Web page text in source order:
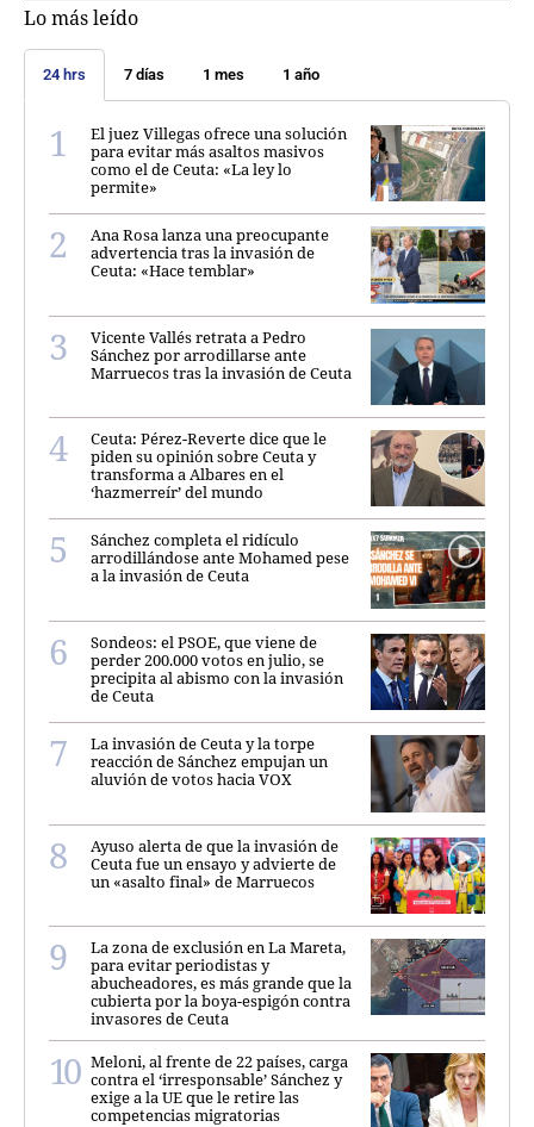
Lo más leído
24 hrs 7 días 1 mes 1 año
El juez Villegas ofrece una solución
para evitar más asaltos masivos
como el de Ceuta: «La ley lo
permite»
Ana Rosa lanza una preocupante
advertencia tras la invasión de
Ceuta: «Hace temblar»
Vicente Vallés retrata a Pedro
Sánchez por arrodillarse ante
Marruecos tras la invasión de Ceuta
Ceuta: Pérez-Reverte dice que le
piden su opinión sobre Ceuta y
transforma a Albares en el
‘hazmerreír’ del mundo
Sánchez completa el ridículo
arrodillándose ante Mohamed pese
a la invasión de Ceuta
Sondeos: el PSOE, que viene de
perder 200.000 votos en julio, se
precipita al abismo con la invasión
de Ceuta
La invasión de Ceuta y la torpe
reacción de Sánchez empujan un
aluvión de votos hacia VOX
Ayuso alerta de que la invasión de
Ceuta fue un ensayo y advierte de
un «asalto final» de Marruecos
La zona de exclusión en La Mareta,
para evitar periodistas y
abucheadores, es más grande que la
cubierta por la boya-espigón contra
invasores de Ceuta
Meloni, al frente de 22 países, carga
contra el ‘irresponsable’ Sánchez y
exige a la UE que le retire las
competencias migratorias